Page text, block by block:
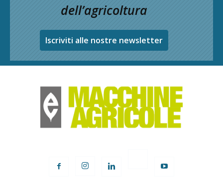
dell’agricoltura
Iscriviti alle nostre newsletter